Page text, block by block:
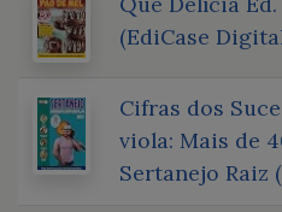
(EdiCase
Cifras dos
viola: Mais de
Sertanejo Raiz